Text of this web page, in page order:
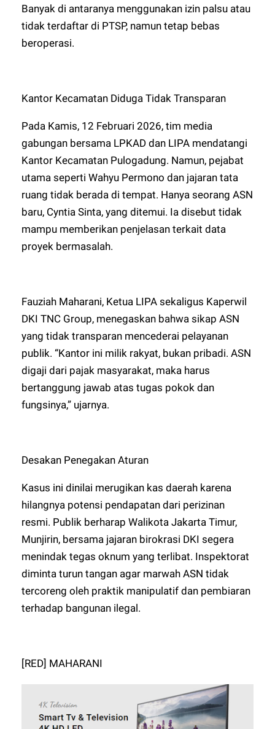
Banyak di antaranya menggunakan izin palsu atau
tidak terdaftar di PTSP, namun tetap bebas
beroperasi.
Kantor Kecamatan Diduga Tidak Transparan
Pada Kamis, 12 Februari 2026, tim media
gabungan bersama LPKAD dan LIPA mendatangi
Kantor Kecamatan Pulogadung. Namun, pejabat
utama seperti Wahyu Permono dan jajaran tata
ruang tidak berada di tempat. Hanya seorang ASN
baru, Cyntia Sinta, yang ditemui. Ia disebut tidak
mampu memberikan penjelasan terkait data
proyek bermasalah.
Fauziah Maharani, Ketua LIPA sekaligus Kaperwil
DKI TNC Group, menegaskan bahwa sikap ASN
yang tidak transparan mencederai pelayanan
publik. “Kantor ini milik rakyat, bukan pribadi. ASN
digaji dari pajak masyarakat, maka harus
bertanggung jawab atas tugas pokok dan
fungsinya,” ujarnya.
Desakan Penegakan Aturan
Kasus ini dinilai merugikan kas daerah karena
hilangnya potensi pendapatan dari perizinan
resmi. Publik berharap Walikota Jakarta Timur,
Munjirin, bersama jajaran birokrasi DKI segera
menindak tegas oknum yang terlibat. Inspektorat
diminta turun tangan agar marwah ASN tidak
tercoreng oleh praktik manipulatif dan pembiaran
terhadap bangunan ilegal.
[RED] MAHARANI